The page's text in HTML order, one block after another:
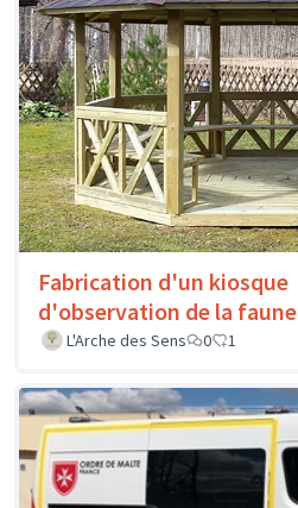
Fabrication d'un kiosque
d'observation de la
L'Arche des Sens
0 1